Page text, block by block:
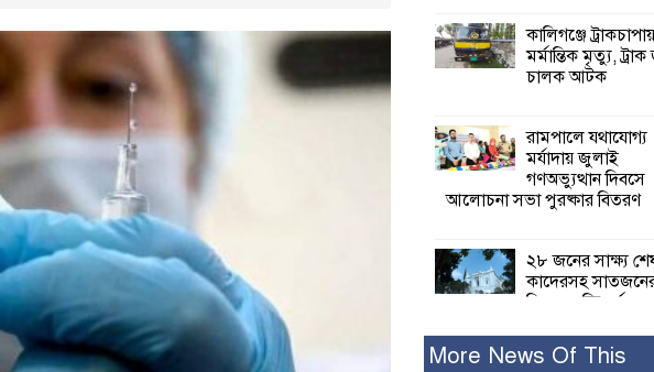
কালিগঞ্জে
মর্মান্তিক মৃত্যু,
চালক আটক
রামপালে যথাযোগ্য
মর্যাদায় জুলাই
গণঅভ্যুত্থান দিবসে
আলোচনা সভা পুরষ্কার বিতরণ
২৮ জনের সাক্ষ্য
কাদেরসহ
বিরুদ্ধে যুক্তিতর্ক
More News Of This